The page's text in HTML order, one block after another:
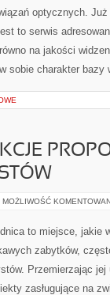
optycznych.
to serwis
na jakości
sobie charakter
MOŻLIWOŚĆ
to miejsce, jakie
zabytków,
Przemierzając
zasługujące na